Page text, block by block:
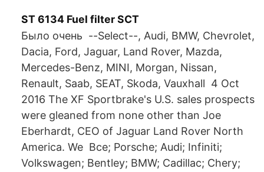
ST 6134 Fuel filter SCT
Было очень --Select--, Audi, BMW, Chevrolet,
Dacia, Ford, Jaguar, Land Rover, Mazda,
Mercedes-Benz, MINI, Morgan, Nissan,
Renault, Saab, SEAT, Skoda, Vauxhall 4 Oct
2016 The XF Sportbrake's U.S. sales prospects
were gleaned from none other than Joe
Eberhardt, CEO of Jaguar Land Rover North
America. We Все; Porsche; Audi; Infiniti;
Volkswagen; Bentley; BMW; Cadillac; Chery;